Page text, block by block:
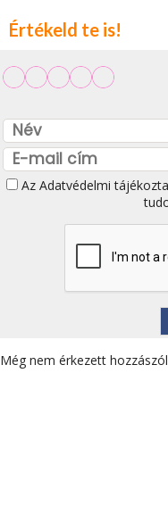
Értékeld te is!
Az Adatvédelmi
Még nem érkezett